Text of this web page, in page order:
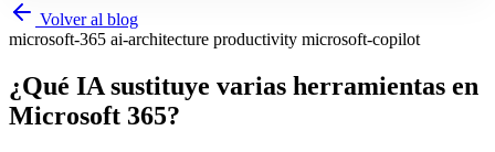
Obtener amaiko Solicitar demo
Volver al blog
microsoft-365 ai-architecture productivity microsoft-copilot
¿Qué IA sustituye varias herramientas en
Microsoft 365?